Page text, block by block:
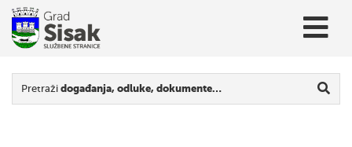
Pretraži događanja, odluke, dokumente…